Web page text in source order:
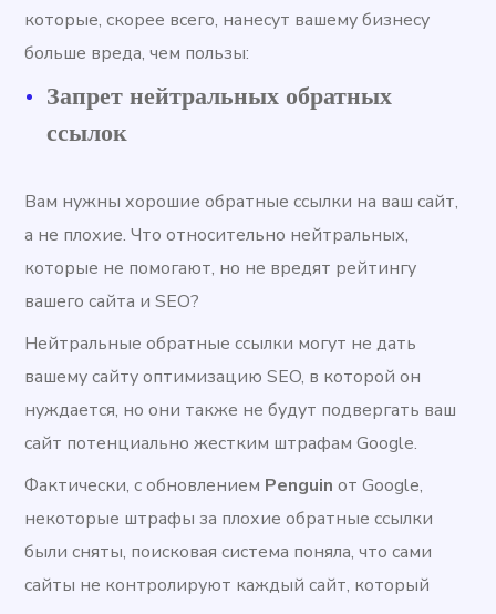
которые, скорее всего, нанесут вашему бизнесу
больше вреда, чем пользы:
Запрет нейтральных обратных
ссылок
Вам нужны хорошие обратные ссылки на ваш сайт,
а не плохие. Что относительно нейтральных,
которые не помогают, но не вредят рейтингу
вашего сайта и SEO?
Нейтральные обратные ссылки могут не дать
вашему сайту оптимизацию SEO, в которой он
нуждается, но они также не будут подвергать ваш
сайт потенциально жестким штрафам Google.
Фактически, с обновлением Penguin от Google,
некоторые штрафы за плохие обратные ссылки
были сняты, поисковая система поняла, что сами
сайты не контролируют каждый сайт, который